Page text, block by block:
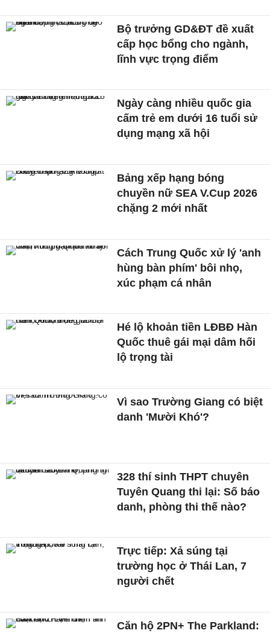
Bộ trưởng GD&ĐT đề xuất
cấp học bổng cho ngành,
lĩnh vực trọng điểm
Ngày càng nhiều quốc gia
cấm trẻ em dưới 16 tuổi sử
dụng mạng xã hội
Bảng xếp hạng bóng
chuyền nữ SEA V.Cup 2026
chặng 2 mới nhất
Cách Trung Quốc xử lý 'anh
hùng bàn phím' bôi nhọ,
xúc phạm cá nhân
Hé lộ khoản tiền LĐBĐ Hàn
Quốc thuê gái mại dâm hối
lộ trọng tài
Vì sao Trường Giang có biệt
danh 'Mười Khó'?
328 thí sinh THPT chuyên
Tuyên Quang thi lại: Số báo
danh, phòng thi thế nào?
Trực tiếp: Xả súng tại
trường học ở Thái Lan, 7
người chết
Căn hộ 2PN+ The Parkland: